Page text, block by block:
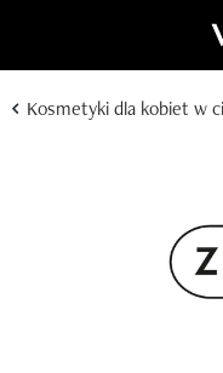
Kosmetyki dla kobiet w